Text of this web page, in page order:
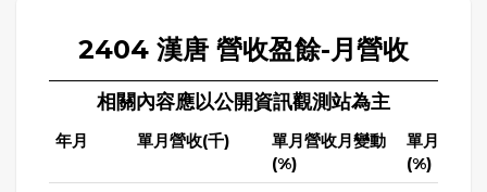
2404 漢唐 營收盈餘-月營收
相關內容應以公開資訊觀測站為主
年月 單月營收(千)
單月營收月變動
(%)
單月營收
(%)